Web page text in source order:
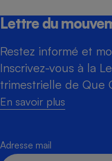
Lettre du
Restez informé et
Inscrivez-vous à la
trimestrielle de Que
En savoir plus
Adresse mail